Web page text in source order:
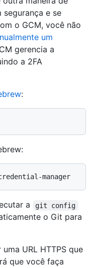
segurança e se
o GCM, você não
um
gerencia a
a 2FA
:
a git config
o Git para
URL HTTPS que
que você faça